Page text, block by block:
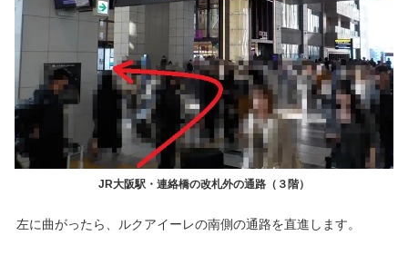
JR大阪駅・連絡橋の改札外の通路（３階）
左に曲がったら、ルクアイーレの南側の通路を直進します。